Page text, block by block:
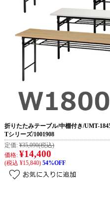
折りたたみテーブル/中棚付き/UMT-
Tシリーズ/1001908
定価: ¥35,090(税込)
価格: ¥14,400
(税込 ¥15,840) 54%OFF